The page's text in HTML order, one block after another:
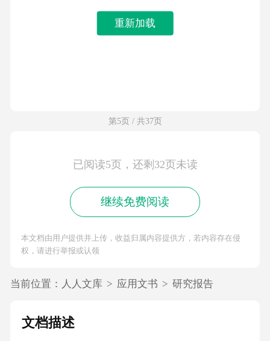
重新加载
第5页 / 共37页
已阅读5页，还剩32页未读
继续免费阅读
本文档由用户提供并上传，收益归属内容提供方，若内容存在侵
权，请进行举报或认领
当前位置： 人人文库 > 应用文书 > 研究报告
文档描述